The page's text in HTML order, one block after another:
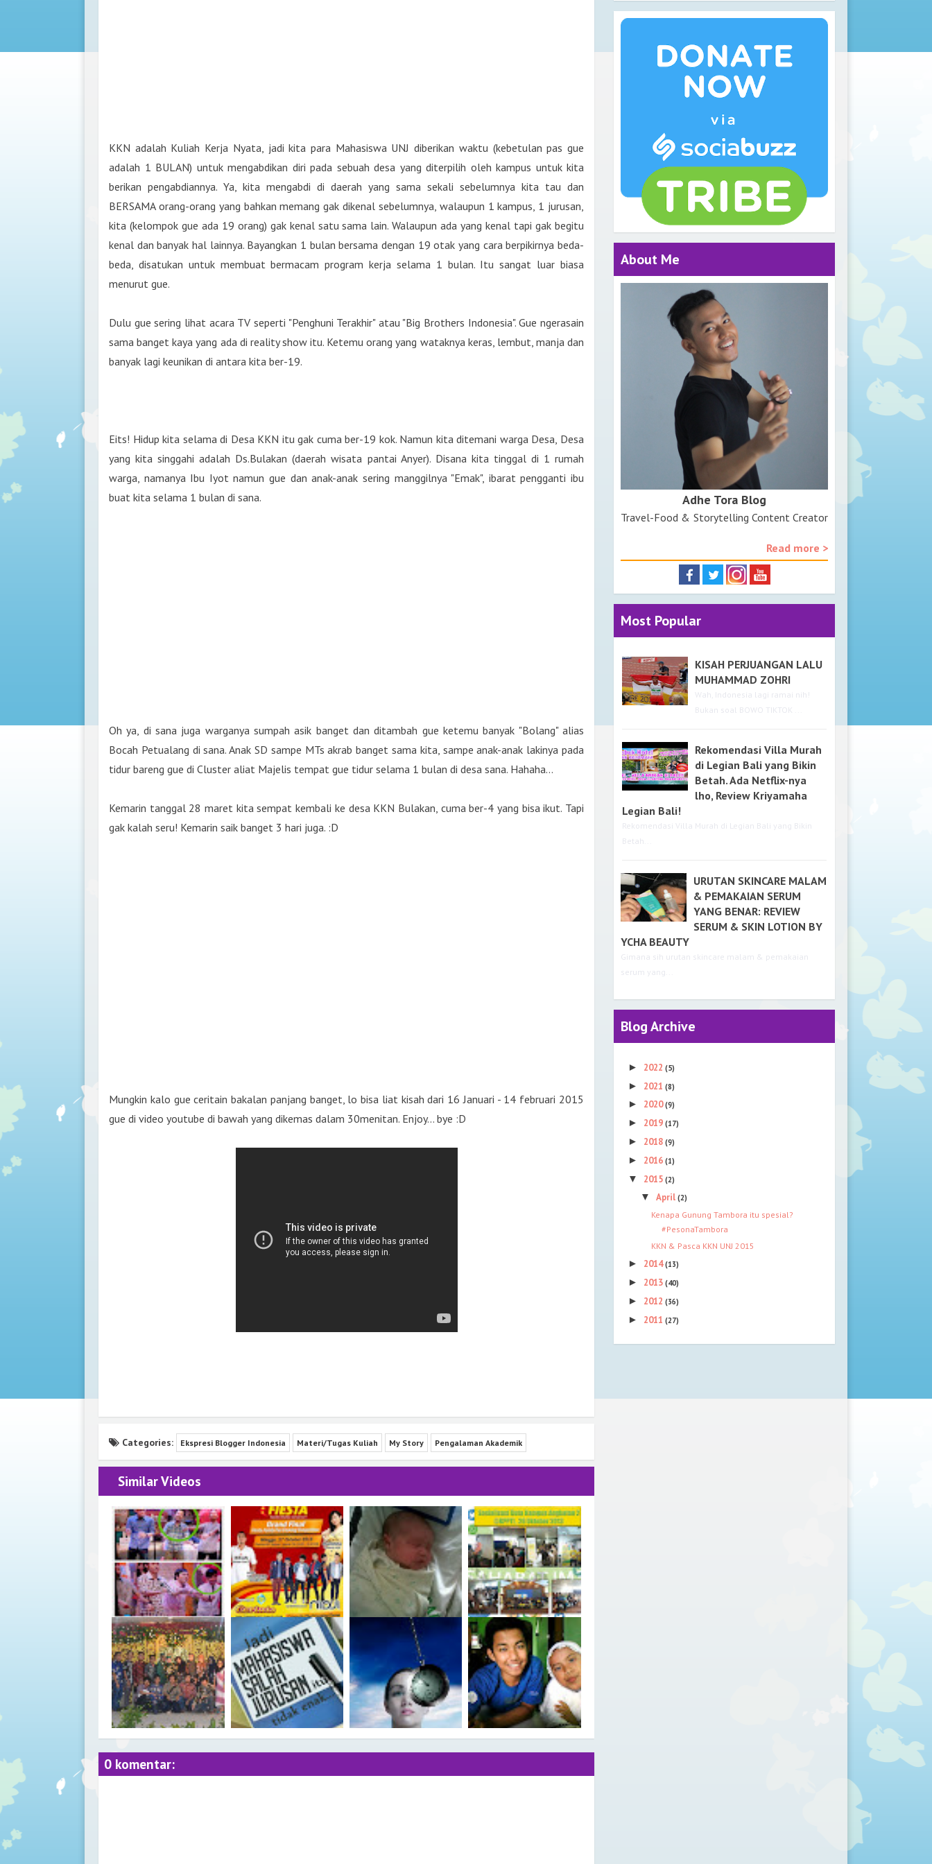
KKN adalah Kuliah Kerja Nyata, jadi kita para Mahasiswa UNJ diberikan waktu (kebetulan pas gue
adalah 1 BULAN) untuk mengabdikan diri pada sebuah desa yang diterpilih oleh kampus untuk kita
berikan pengabdiannya. Ya, kita mengabdi di daerah yang sama sekali sebelumnya kita tau dan
BERSAMA orang-orang yang bahkan memang gak dikenal sebelumnya, walaupun 1 kampus, 1 jurusan,
kita (kelompok gue ada 19 orang) gak kenal satu sama lain. Walaupun ada yang kenal tapi gak begitu
kenal dan banyak hal lainnya. Bayangkan 1 bulan bersama dengan 19 otak yang cara berpikirnya beda-
beda, disatukan untuk membuat bermacam program kerja selama 1 bulan. Itu sangat luar biasa
menurut gue.
Dulu gue sering lihat acara TV seperti "Penghuni Terakhir" atau "Big Brothers Indonesia". Gue ngerasain
sama banget kaya yang ada di reality show itu. Ketemu orang yang wataknya keras, lembut, manja dan
banyak lagi keunikan di antara kita ber-19.
Eits! Hidup kita selama di Desa KKN itu gak cuma ber-19 kok. Namun kita ditemani warga Desa, Desa
yang kita singgahi adalah Ds.Bulakan (daerah wisata pantai Anyer). Disana kita tinggal di 1 rumah
warga, namanya Ibu Iyot namun gue dan anak-anak sering manggilnya "Emak", ibarat pengganti ibu
buat kita selama 1 bulan di sana.
Oh ya, di sana juga warganya sumpah asik banget dan ditambah gue ketemu banyak "Bolang" alias
Bocah Petualang di sana. Anak SD sampe MTs akrab banget sama kita, sampe anak-anak lakinya pada
tidur bareng gue di Cluster aliat Majelis tempat gue tidur selama 1 bulan di desa sana. Hahaha...
Kemarin tanggal 28 maret kita sempat kembali ke desa KKN Bulakan, cuma ber-4 yang bisa ikut. Tapi
gak kalah seru! Kemarin saik banget 3 hari juga. :D
Mungkin kalo gue ceritain bakalan panjang banget, lo bisa liat kisah dari 16 Januari - 14 februari 2015
gue di video youtube di bawah yang dikemas dalam 30menitan. Enjoy... bye :D
Categories: Ekspresi Blogger Indonesia Materi/Tugas Kuliah My Story Pengalaman Akademik
Similar Videos
Bersama @transmania?
Jodoh Pasti Bertemu...~~~
Fiesta Nugget : Grand Final
Family Fun Cooking
Competition!
Selamat Lahir Keponakan
Kumpul Seru Bareng Duta
Kampus IM3!
Baru Radina! (@Rd_Dna)
HASIL YANG DIDAPAT
0 komentar:
About Me
Adhe Tora Blog
Travel-Food & Storytelling Content Creator
Read more >
Most Popular
KISAH PERJUANGAN LALU
MUHAMMAD ZOHRI
Wah, Indonesia lagi ramai nih!
Bukan soal BOWO TIKTOK ...
Rekomendasi Villa Murah
di Legian Bali yang Bikin
Betah. Ada Netflix-nya
lho, Review Kriyamaha
Legian Bali!
Rekomendasi Villa Murah di Legian Bali yang Bikin
Betah...
URUTAN SKINCARE MALAM
& PEMAKAIAN SERUM
YANG BENAR: REVIEW
SERUM & SKIN LOTION BY
YCHA BEAUTY
Gimana sih urutan skincare malam & pemakaian
serum yang...
Blog Archive
► 2022 (5)
► 2021 (8)
► 2020(9)
► 2019 (17)
► 2018 (9)
► 2016 (1)
▼ 2015 (2)
▼April(2)
Kenapa Gunung Tambora itu spesial?
#PesonaTambora
KKN & Pasca KKN UNJ 2015
► 2014(13)
► 2013 (40)
► 2012 (36)
► 2011 (27)